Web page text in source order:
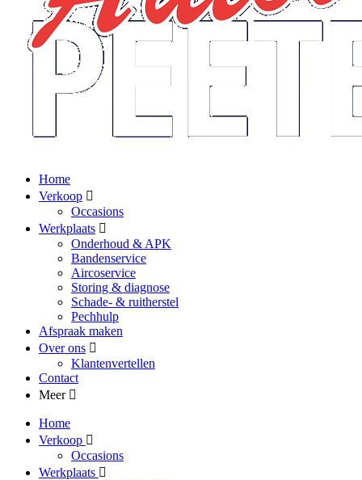
Home
Verkoop
Occasions
Werkplaats
Onderhoud & APK
Bandenservice
Aircoservice
Storing & diagnose
Schade- & ruitherstel
Pechhulp
Afspraak maken
Over ons
Klantenvertellen
Contact
Meer
Home
Verkoop
Occasions
Werkplaats